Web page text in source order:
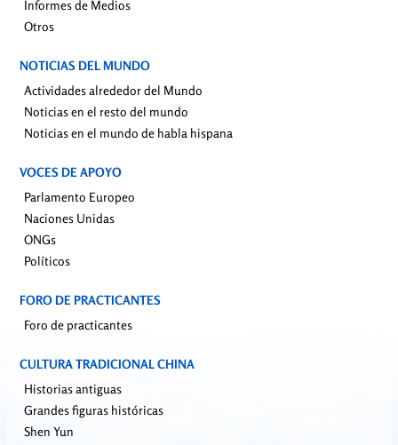
Informes de Medios
Otros
NOTICIAS DEL MUNDO
Actividades alrededor del Mundo
Noticias en el resto del mundo
Noticias en el mundo de habla hispana
VOCES DE APOYO
Parlamento Europeo
Naciones Unidas
ONGs
Políticos
FORO DE PRACTICANTES
Foro de practicantes
CULTURA TRADICIONAL CHINA
Historias antiguas
Grandes figuras históricas
Shen Yun